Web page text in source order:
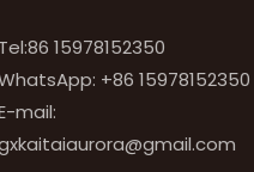
Tel:86 15978152350
+86 15978152350
mail: